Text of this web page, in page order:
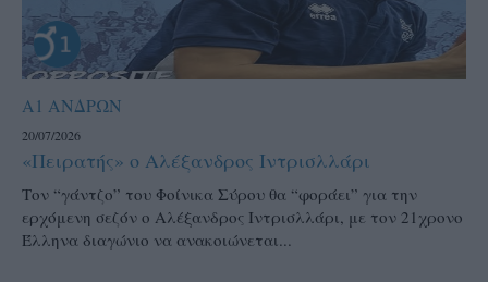
Α1 ΑΝΔΡΩΝ
20/07/2026
«Πειρατής» ο Αλέξανδρος Ιντρισλλάρι
Τον “γάντζο” του Φοίνικα Σύρου θα “φοράει” για την
ερχόμενη σεζόν ο Αλέξανδρος Ιντρισλλάρι, με τον 21χρονο
Έλληνα διαγώνιο να ανακοιώνεται...